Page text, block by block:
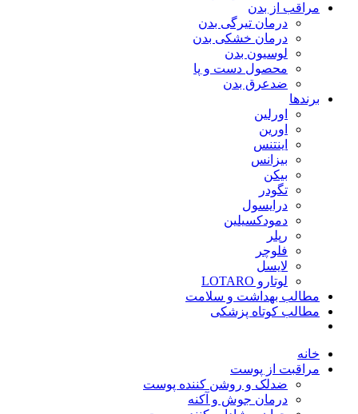
مراقب از بدن
درمان تیرگی بدن
درمان خشکی بدن
لوسیون بدن
محصول دست و پا
ضدعرق بدن
برندها
اورلین
اورین
اینتنس
بیزانس
بیکن
تگودر
درایسول
دمودکسیلین
رپلر
فلوچر
لایسل
لوتارو LOTARO
مطالب بهداشت و سلامت
مطالب کوتاه پزشکی
خانه
مراقبت از پوست
ضدلک و روشن کننده پوست
درمان جوش و آکنه